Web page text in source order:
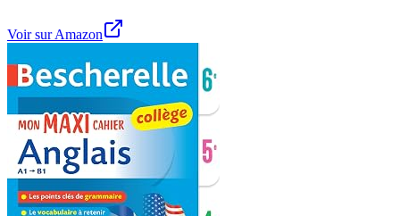
Voir sur Amazon